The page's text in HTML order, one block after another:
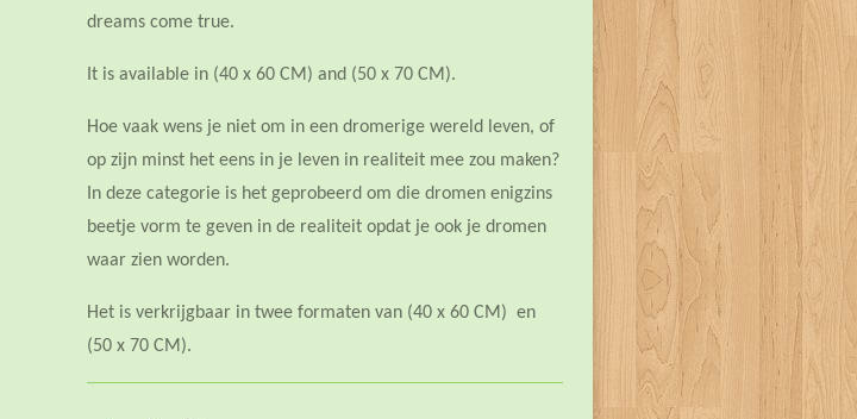
dreams come true.
It is available in (40 x 60 CM) and (50 x 70 CM).
Hoe vaak wens je niet om in een dromerige wereld leven, of
op zijn minst het eens in je leven in realiteit mee zou maken?
In deze categorie is het geprobeerd om die dromen enigzins
beetje vorm te geven in de realiteit opdat je ook je dromen
waar zien worden.
Het is verkrijgbaar in twee formaten van (40 x 60 CM) en
(50 x 70 CM).